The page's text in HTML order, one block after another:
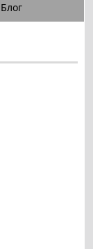
Блог